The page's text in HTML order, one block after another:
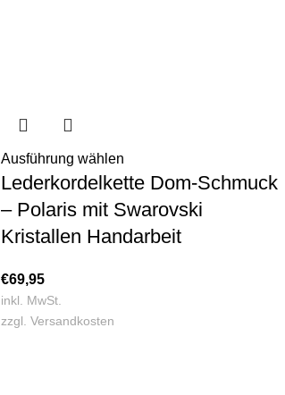
Ausführung wählen
Lederkordelkette Dom-Schmuck
– Polaris mit Swarovski
Kristallen Handarbeit
€69,95
inkl. MwSt.
zzgl. Versandkosten